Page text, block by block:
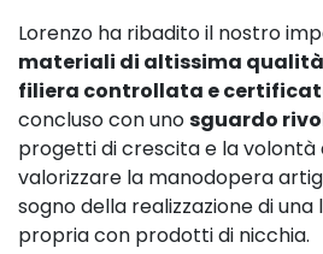
Lorenzo ha ribadito il nostro
materiali di altissima qualità
filiera controllata e
concluso con unosguardo
progetti di crescita e la volontà
valorizzare la manodopera
sogno della realizzazione di
propria con prodotti di nicchia.